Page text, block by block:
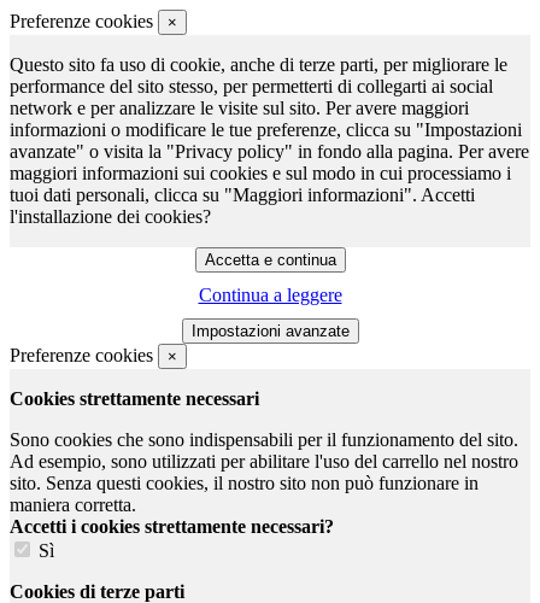
Preferenze cookies ×
Questo sito fa uso di cookie, anche di terze parti, per migliorare le
performance del sito stesso, per permetterti di collegarti ai social
network e per analizzare le visite sul sito. Per avere maggiori
informazioni o modificare le tue preferenze, clicca su "Impostazioni
avanzate" o visita la "Privacy policy" in fondo alla pagina. Per avere
maggiori informazioni sui cookies e sul modo in cui processiamo i
tuoi dati personali, clicca su "Maggiori informazioni". Accetti
l'installazione dei cookies?
Continua a leggere
Preferenze cookies ×
Cookies strettamente necessari
Sono cookies che sono indispensabili per il funzionamento del sito.
Ad esempio, sono utilizzati per abilitare l'uso del carrello nel nostro
sito. Senza questi cookies, il nostro sito non può funzionare in
maniera corretta.
Accetti i cookies strettamente necessari?
Sì
Cookies di terze parti